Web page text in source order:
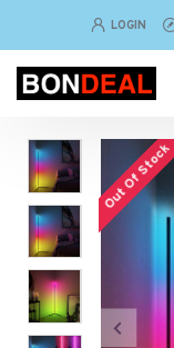
LOGIN
Out Of Stock